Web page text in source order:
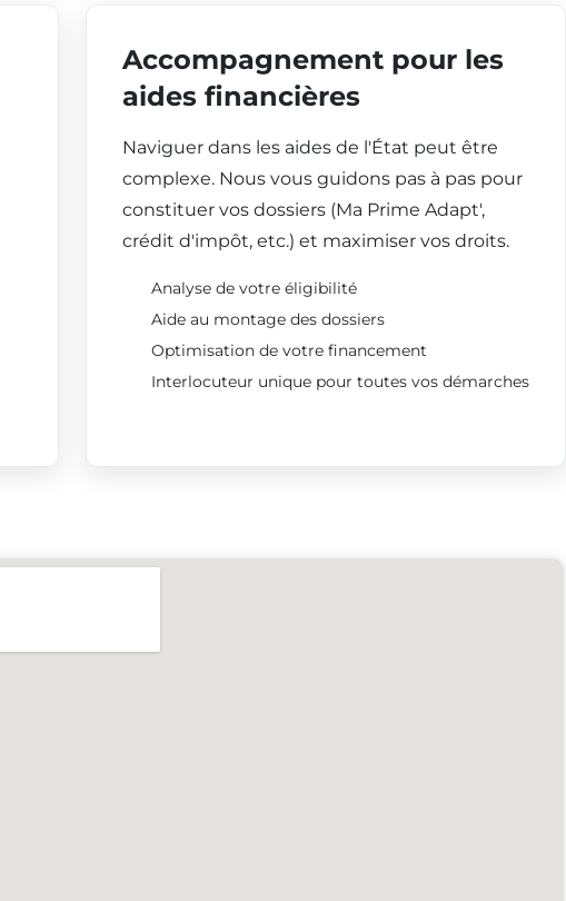
Accompagnement pour les
aides financières
Naviguer dans les aides de l'État peut être
complexe. Nous vous guidons pas à pas pour
constituer vos dossiers (Ma Prime Adapt',
crédit d'impôt, etc.) et maximiser vos droits.
Analyse de votre éligibilité
Aide au montage des dossiers
Optimisation de votre financement
Interlocuteur unique pour toutes vos démarches